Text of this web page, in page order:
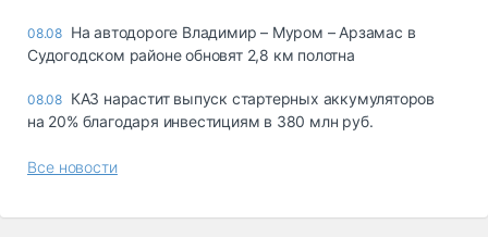
08.08 На автодороге Владимир – Муром – Арзамас в
Судогодском районе обновят 2,8 км полотна
08.08 КАЗ нарастит выпуск стартерных аккумуляторов
на 20% благодаря инвестициям в 380 млн руб.
Все новости